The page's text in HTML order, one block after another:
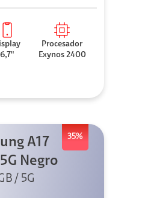
6,7"
Procesador
Exynos 2400
35%
A17
Negro
/ 5G